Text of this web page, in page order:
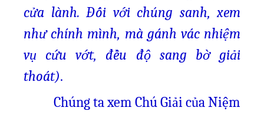
cửa lành. Đối với chúng sanh, xem
như chính mình, mà gánh vác nhiệm
vụ cứu vớt, đều độ sang bờ giải
thoát).
Chúng ta xem Chú Giải của Niệm